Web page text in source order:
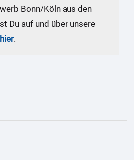
Bonn/Köln aus den
Du auf und über unsere
hier.